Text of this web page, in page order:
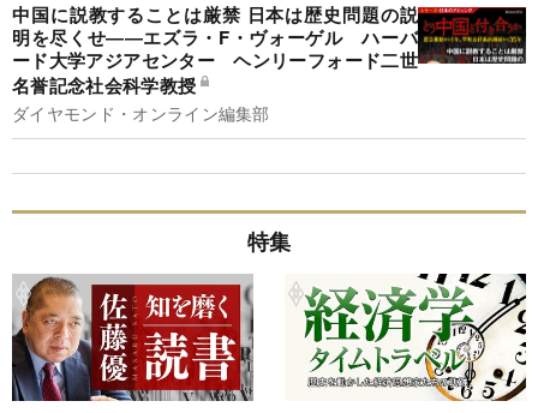
中国に説教することは厳禁 日本は歴史問題の説
明を尽くせ――エズラ・F・ヴォーゲル ハーバ
ード大学アジアセンター ヘンリーフォード二世
名誉記念社会科学教授
ダイヤモンド・オンライン編集部
特集